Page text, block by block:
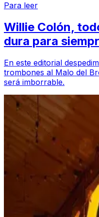
Para leer
Willie Colón,
dura para
En este editorial
trombones al Malo del
será imborrable.